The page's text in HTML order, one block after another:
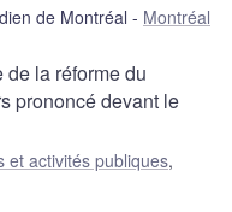
de Montréal
Montréal
de la réforme du
prononcé devant le
et activités publiques,